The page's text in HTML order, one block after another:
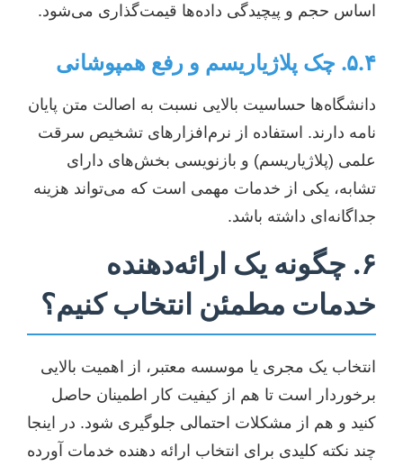
اساس حجم و پیچیدگی داده‌ها قیمت‌گذاری می‌شود.
۵.۴. چک پلاژیاریسم و رفع همپوشانی
دانشگاه‌ها حساسیت بالایی نسبت به اصالت متن پایان
نامه دارند. استفاده از نرم‌افزارهای تشخیص سرقت
علمی (پلاژیاریسم) و بازنویسی بخش‌های دارای
تشابه، یکی از خدمات مهمی است که می‌تواند هزینه
جداگانه‌ای داشته باشد.
۶. چگونه یک ارائه‌دهنده
خدمات مطمئن انتخاب کنیم؟
انتخاب یک مجری یا موسسه معتبر، از اهمیت بالایی
برخوردار است تا هم از کیفیت کار اطمینان حاصل
کنید و هم از مشکلات احتمالی جلوگیری شود. در اینجا
چند نکته کلیدی برای انتخاب ارائه دهنده خدمات آورده